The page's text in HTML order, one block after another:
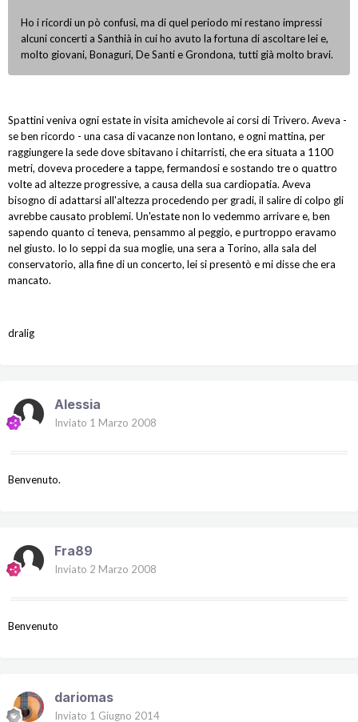
Ho i ricordi un pò confusi, ma di quel periodo mi restano impressi
alcuni concerti a Santhià in cui ho avuto la fortuna di ascoltare lei e,
molto giovani, Bonaguri, De Santi e Grondona, tutti già molto bravi.
Spattini veniva ogni estate in visita amichevole ai corsi di Trivero. Aveva -
se ben ricordo - una casa di vacanze non lontano, e ogni mattina, per
raggiungere la sede dove sbitavano i chitarristi, che era situata a 1100
metri, doveva procedere a tappe, fermandosi e sostando tre o quattro
volte ad altezze progressive, a causa della sua cardiopatia. Aveva
bisogno di adattarsi all'altezza procedendo per gradi, il salire di colpo gli
avrebbe causato problemi. Un'estate non lo vedemmo arrivare e, ben
sapendo quanto ci teneva, pensammo al peggio, e purtroppo eravamo
nel giusto. Io lo seppi da sua moglie, una sera a Torino, alla sala del
conservatorio, alla fine di un concerto, lei si presentò e mi disse che era
mancato.
dralig
Alessia
Inviato 1 Marzo 2008
Benvenuto.
Fra89
Inviato 2 Marzo 2008
Benvenuto
dariomas
Inviato 1 Giugno 2014